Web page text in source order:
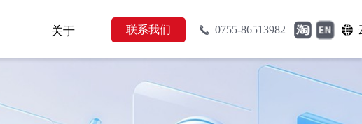
联系我们
关于 끅 0755-86513982 뀁